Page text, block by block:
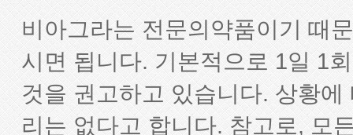
비아그라는 전문의약품이기 때
시면 됩니다. 기본적으로 1일 1
것을 권고하고 있습니다. 상황
리는 없다고 합니다. 참고로, 모